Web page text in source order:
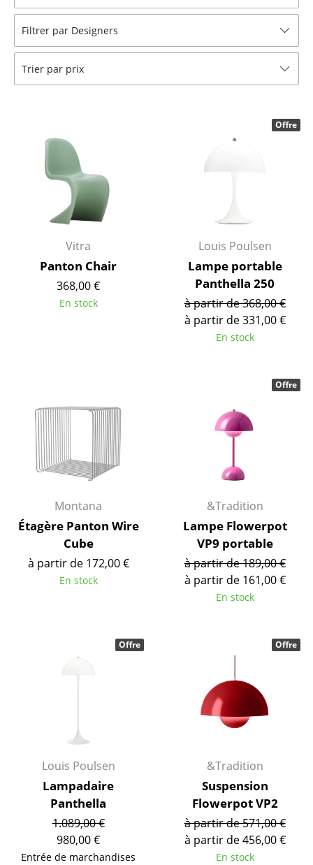
Bancs & Chaises longues
Poufs poires
Chaises à bascule
Chaises de bureau
Chaises de conférence
Fauteuils de direction
Pièces détachées
Bureaux & Secrétaires
Secrétaires & Tables PC
Tables de conférence et Pupitres
Tables hautes & Pupitres
Tables enfants
Table de jardin
Chariots & Dessertes
... voir toutes les tables
Rangements
Bibliothèques
Étagères murales
Buffets & Commodes
Meubles TV
Caissons roulants et Meubles d’appoint
Filtrer par Designers
Trier par prix
Vitra
Panton Chair
368,00 €
En stock
Louis Poulsen
Lampe portable
Panthella 250
à partir de 368,00 €
à partir de 331,00 €
En stock
Offre
Montana
Étagère Panton Wire
Cube
à partir de 172,00 €
En stock
&Tradition
Lampe Flowerpot
VP9 portable
à partir de 189,00 €
à partir de 161,00 €
En stock
Offre
Louis Poulsen
Lampadaire
Panthella
1.089,00 €
980,00 €
Entrée de marchandises
Offre
&Tradition
Suspension
Flowerpot VP2
à partir de 571,00 €
à partir de 456,00 €
En stock
Offre